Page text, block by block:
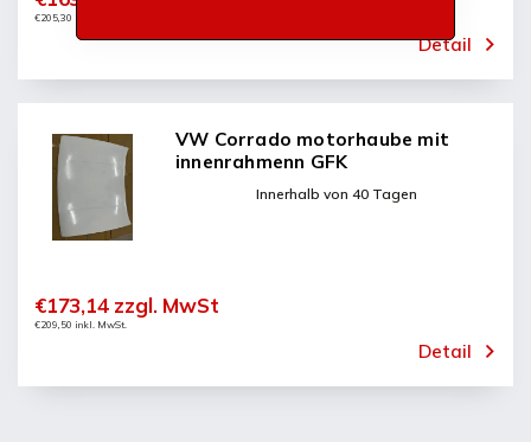
€205,30 inkl. MwSt.
Detail
VW Corrado motorhaube mit
innenrahmenn GFK
Innerhalb von 40 Tagen
€209,50 inkl. MwSt.
€173,14 zzgl. MwSt
Detail